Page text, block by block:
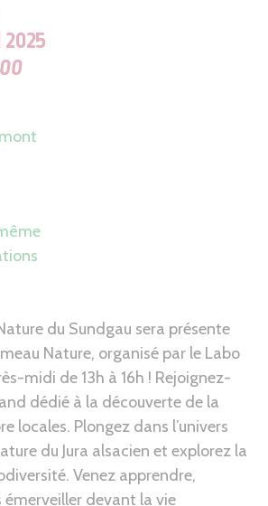
2025
du Sundgau sera présente
Nature, organisé par le Labo
midi de 13h à 16h ! Rejoignez-
dédié à la découverte de la
locales. Plongez dans l’univers
du Jura alsacien et explorez la
Venez apprendre,
émerveiller devant la vie